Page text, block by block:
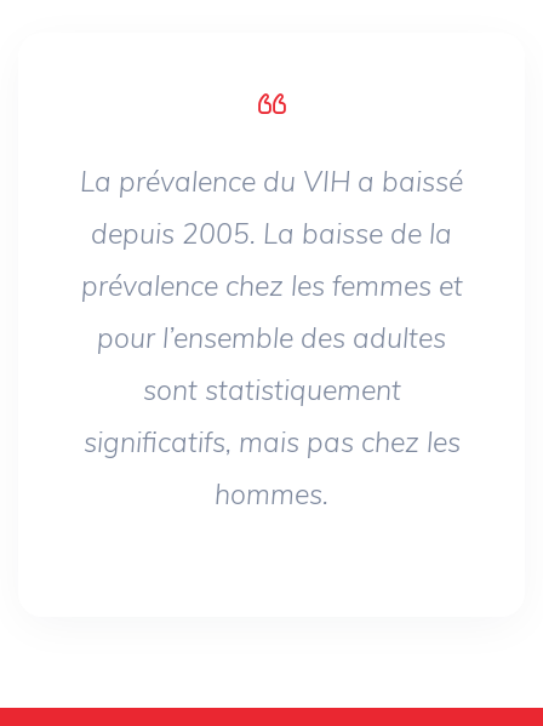
La prévalence du VIH a baissé
depuis 2005. La baisse de la
prévalence chez les femmes et
pour l’ensemble des adultes
sont statistiquement
significatifs, mais pas chez les
hommes.